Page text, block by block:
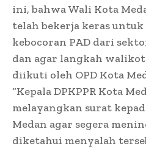
ini, bahwa Wali Kota
telah bekerja keras
kebocoran PAD dari
dan agar langkah
diikuti oleh OPD Kota
“Kepala DPKPPR Kota
melayangkan surat
Medan agar segera
diketahui menyalah